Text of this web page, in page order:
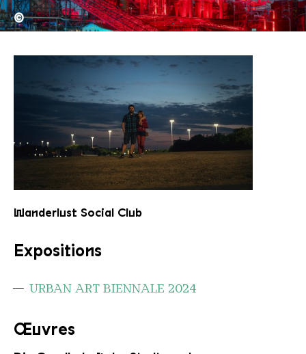
Copyright:
©
Portrait Wanderlust
Wanderlust Social Club
Expositions
URBAN ART BIENNALE 2024
Œuvres